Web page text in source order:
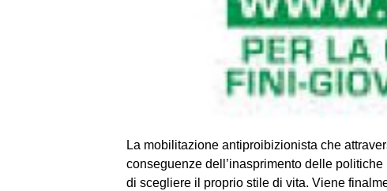
La mobilitazione antiproibizionista che
conseguenze dell’inasprimento delle
di scegliere il proprio stile di vita. Viene